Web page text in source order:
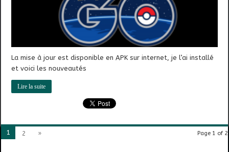
La mise à jour est disponible en APK sur internet, je l’ai installé
et voici les nouveautés
Lire la suite
Page 1 of 2
1 2 »